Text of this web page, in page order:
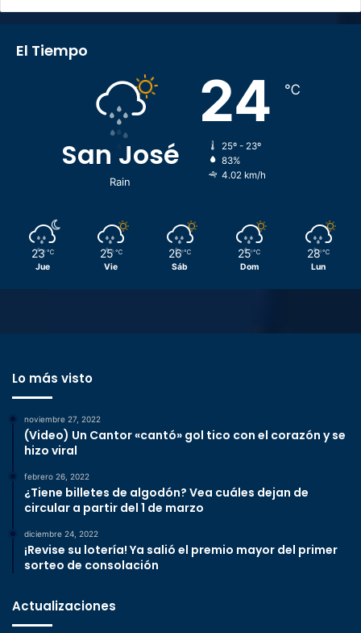
El Tiempo
San José
Rain
24 ℃
25º - 23º
83%
4.02 km/h
23 ℃
Jue
25 ℃
Vie
26 ℃
Sáb
25 ℃
Dom
28 ℃
Lun
Lo más visto
noviembre 27, 2022
(Video) Un Cantor «cantó» gol tico con el corazón y se
hizo viral
febrero 26, 2022
¿Tiene billetes de algodón? Vea cuáles dejan de
circular a partir del 1 de marzo
diciembre 24, 2022
¡Revise su lotería! Ya salió el premio mayor del primer
sorteo de consolación
Actualizaciones